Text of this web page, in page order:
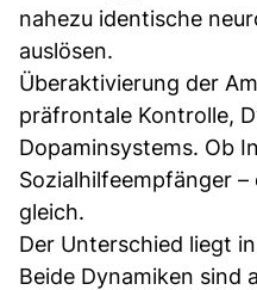
nahezu identische
auslösen.
Überaktivierung der
präfrontale Kontrolle,
Dopaminsystems. Ob
Sozialhilfeempfänger
gleich.
Der Unterschied liegt
Beide Dynamiken sind